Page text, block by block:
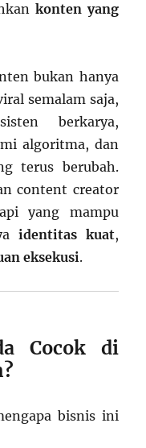
konten yang
bukan hanya
semalam saja,
berkarya,
algoritma, dan
terus berubah.
content creator
yang mampu
identitas kuat,
eksekusi.
Cocok di
bisnis ini